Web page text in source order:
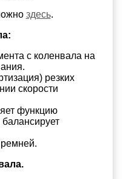
здесь.
с коленвала на
резких
скорости
функцию